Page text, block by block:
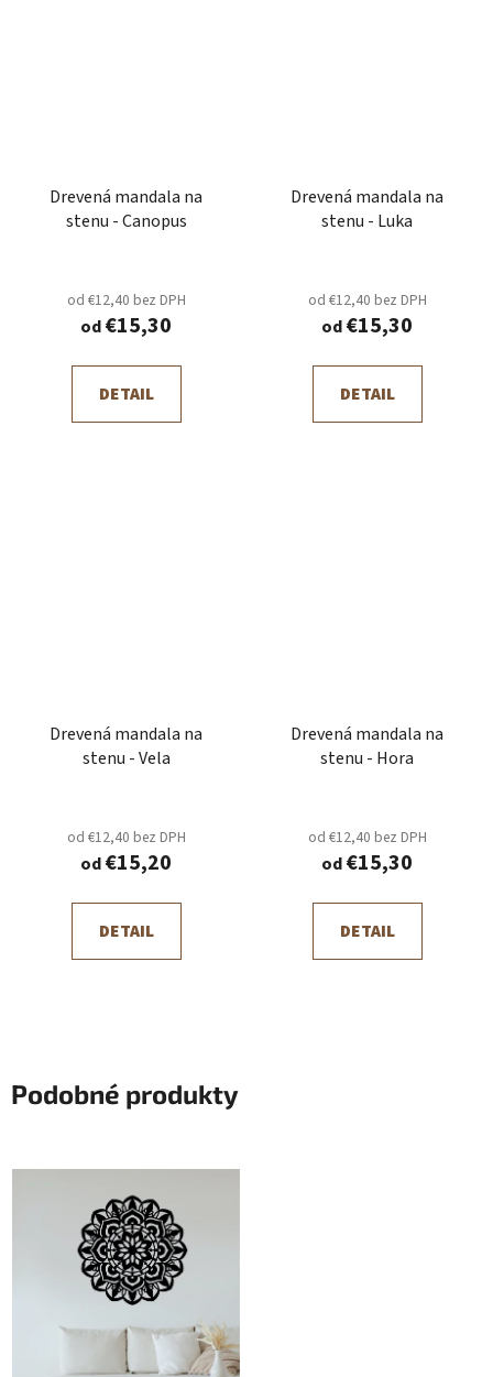
Drevená mandala na
stenu - Canopus
od €12,40 bez DPH
od€15,30
DETAIL
Drevená mandala na
stenu - Luka
od €12,40 bez DPH
od€15,30
DETAIL
Drevená mandala na
stenu - Vela
od €12,40 bez DPH
od€15,20
DETAIL
Drevená mandala na
stenu - Hora
od €12,40 bez DPH
od€15,30
DETAIL
Podobné produkty